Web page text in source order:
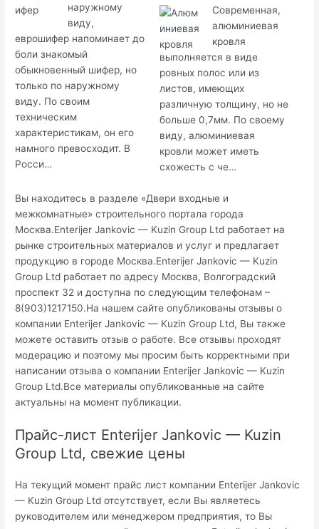
наружному
виду,
еврошифер напоминает до
боли знакомый
обыкновенный шифер, но
только по наружному
виду. По своим
техническим
характеристикам, он его
намного превосходит. В
Росси…
Современная,
алюминиевая
кровля
выполняется в виде
ровных полос или из
листов, имеющих
различную толщину, но не
больше 0,7мм. По своему
виду, алюминиевая
кровли может иметь
схожесть с че…
Вы находитесь в разделе «Двери входные и
межкомнатные» строительного портала города
Москва.Enterijer Jankovic — Kuzin Group Ltd работает на
рынке строительных материалов и услуг и предлагает
продукцию в городе Москва.Enterijer Jankovic — Kuzin
Group Ltd работает по адресу Москва, Волгоградский
проспект 32 и доступна по следующим телефонам –
8(903)1217150.На нашем сайте опубликованы отзывы о
компании Enterijer Jankovic — Kuzin Group Ltd, Вы также
можете оставить отзыв о работе. Все отзывы проходят
модерацию и поэтому мы просим быть корректными при
написании отзыва о компании Enterijer Jankovic — Kuzin
Group Ltd.Все материалы опубликованные на сайте
актуальны на момент публикации.
Прайс-лист Enterijer Jankovic — Kuzin
Group Ltd, свежие цены
На текущий момент прайс лист компании Enterijer Jankovic
— Kuzin Group Ltd отсутствует, если Вы являетесь
руководителем или менеджером предприятия, то Вы